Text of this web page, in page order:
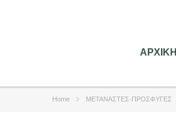
ΑΡΧΙΚΗ
Home ΜΕΤΑΝΑΣΤΕΣ-ΠΡΟΣΦΥΓΕΣ